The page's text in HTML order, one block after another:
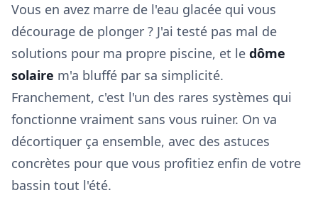
Vous en avez marre de l'eau glacée qui vous
décourage de plonger ? J'ai testé pas mal de
solutions pour ma propre piscine, et le dôme
solaire m'a bluffé par sa simplicité.
Franchement, c'est l'un des rares systèmes qui
fonctionne vraiment sans vous ruiner. On va
décortiquer ça ensemble, avec des astuces
concrètes pour que vous profitiez enfin de votre
bassin tout l'été.